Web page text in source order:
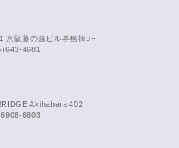
京阪藤の森ビル事務棟3F
4681
Akihabara 402
6803